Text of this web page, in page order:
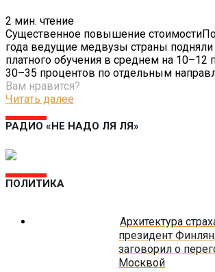
2 мин. чтение
Существенное повышение
года ведущие медвузы страны подняли
платного обучения в среднем на 10–12
30–35 процентов по отдельным
Вам нравится?
Читать далее
РАДИО «НЕ НАДО ЛЯ ЛЯ»
ПОЛИТИКА
Архитектура
президент
заговорил о
Москвой